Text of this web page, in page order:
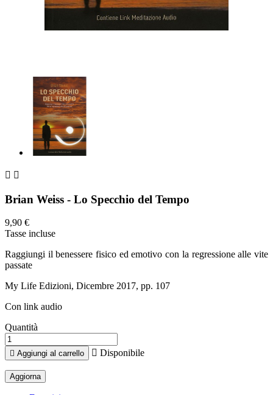
 
Brian Weiss - Lo Specchio del Tempo
9,90 €
Tasse incluse
Raggiungi il benessere fisico ed emotivo con la regressione alle vite
passate
My Life Edizioni, Dicembre 2017, pp. 107
Con link audio
Quantità
 Aggiungi al carrello  Disponibile